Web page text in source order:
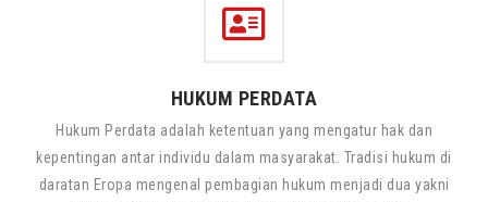
HUKUM PERDATA
Hukum Perdata adalah ketentuan yang mengatur hak dan
kepentingan antar individu dalam masyarakat. Tradisi hukum di
daratan Eropa mengenal pembagian hukum menjadi dua yakni